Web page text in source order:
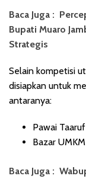
Baca Juga :
Bupati Muaro
Strategis
Selain kompetisi
disiapkan untuk
antaranya:
Pawai Taaruf
Bazar
Baca Juga :